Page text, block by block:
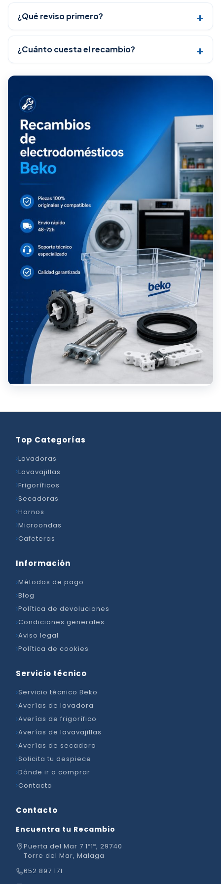
¿Qué reviso primero?
¿Cuánto cuesta el recambio?
Top Categorías
Lavadoras
Lavavajillas
Frigoríficos
Secadoras
Hornos
Microondas
Cafeteras
Información
Métodos de pago
Blog
Política de devoluciones
Condiciones generales
Aviso legal
Política de cookies
Servicio técnico
Servicio técnico Beko
Averías de lavadora
Averías de frigorífico
Averías de lavavajillas
Averías de secadora
Solicita tu despiece
Dónde ir a comprar
Contacto
Contacto
Encuentra tu Recambio
Puerta del Mar 7 1º1º, 29740
Torre del Mar, Malaga
652 897 171